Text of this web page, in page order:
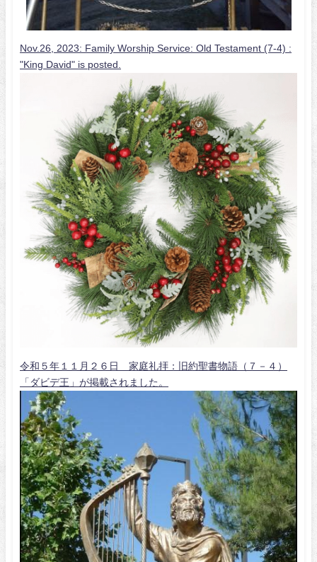
Nov.26, 2023: Family Worship Service: Old Testament (7-4) :
"King David" is posted.
令和５年１１月２６日 家庭礼拝：旧約聖書物語（７－４）
「ダビデ王」が掲載されました。